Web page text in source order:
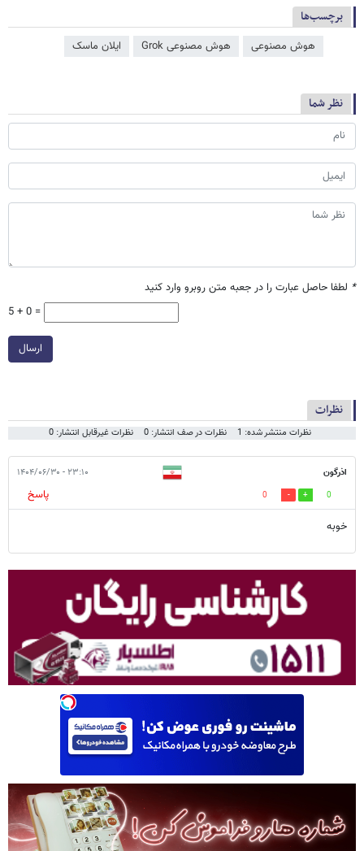
برچسب‌ها
هوش مصنوعی هوش مصنوعی Grok ایلان ماسک
نظر شما
* لطفا حاصل عبارت را در جعبه متن روبرو وارد کنید
5 + 0 =
ارسال
نظرات
نظرات منتشر شده: 1 نظرات در صف انتشار: 0 نظرات غیرقابل انتشار: 0
اذرگون ۲۳:۱۰ - ۱۴۰۴/۰۶/۳۰
0
0
پاسخ
خوبه